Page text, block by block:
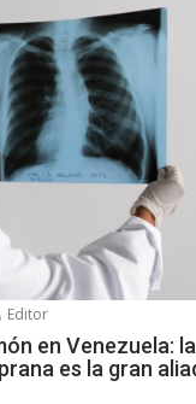
Editor
en Venezuela: la
es la gran